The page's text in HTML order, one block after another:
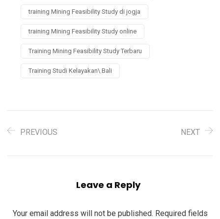
training Mining Feasibility Study di jogja
training Mining Feasibility Study online
Training Mining Feasibility Study Terbaru
Training Studi Kelayakan\ Bali
PREVIOUS NEXT
Leave a Reply
Your email address will not be published. Required fields